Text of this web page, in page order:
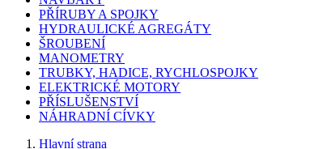
PŘÍRUBY A SPOJKY
HYDRAULICKÉ AGREGÁTY
ŠROUBENÍ
MANOMETRY
TRUBKY, HADICE, RYCHLOSPOJKY
ELEKTRICKÉ MOTORY
PŘÍSLUŠENSTVÍ
NÁHRADNÍ CÍVKY
Hlavní strana